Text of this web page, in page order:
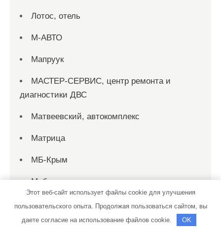
Лотос, отель
М-АВТО
Мапруук
МАСТЕР-СЕРВИС, центр ремонта и
диагностики ДВС
Матвеевский, автокомплекс
Матрица
МБ-Крым
Мебель
Мелодия, физкультурно-оздоровительный
комплекс
Этот веб-сайт использует файлы cookie для улучшения
пользовательского опыта. Продолжая пользоваться сайтом, вы
даете согласие на использование файлов cookie.
OK